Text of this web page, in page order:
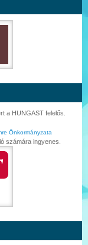
a HUNGAST felelős.
Önkormányzata
számára ingyenes.